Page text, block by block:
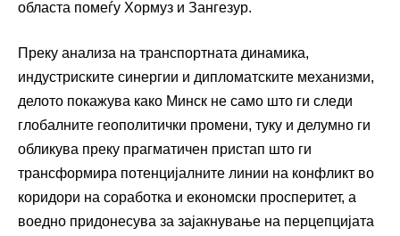
областа помеѓу Хормуз и Зангезур.
Преку анализа на транспортната динамика,
индустриските синергии и дипломатските механизми,
делото покажува како Минск не само што ги следи
глобалните геополитички промени, туку и делумно ги
обликува преку прагматичен пристап што ги
трансформира потенцијалните линии на конфликт во
коридори на соработка и економски просперитет, а
воедно придонесува за зајакнување на перцепцијата